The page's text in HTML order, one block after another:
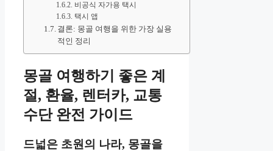
비공식 자가용 택시
택시 앱
결론: 몽골 여행을 위한 가장 실용
적인 정리
몽골 여행하기 좋은 계
절, 환율, 렌터카, 교통
수단 완전 가이드
드넓은 초원의 나라, 몽골을